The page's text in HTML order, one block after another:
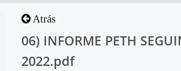
Atrás
06) INFORME PETH
2022.pdf